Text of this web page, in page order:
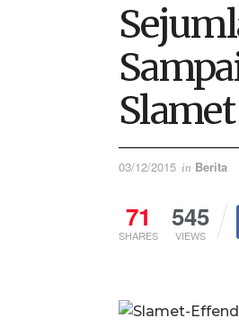
03/12/2015 in Berita
71
SHARES
545
VIEWS